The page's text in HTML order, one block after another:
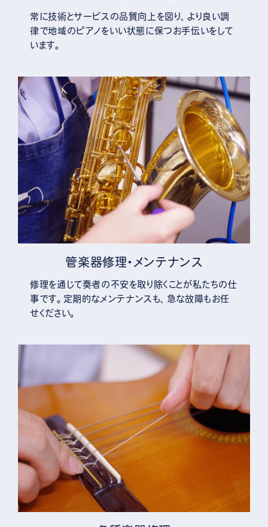
常に技術とサービスの品質向上を図り、より良い調
律で地域のピアノをいい状態に保つお手伝いをして
います。
管楽器修理・メンテナンス
修理を通じて奏者の不安を取り除くことが私たちの仕
事です。定期的なメンテナンスも、急な故障もお任
せください。